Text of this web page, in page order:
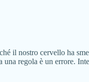
il nostro cervello ha
una regola è un errore.